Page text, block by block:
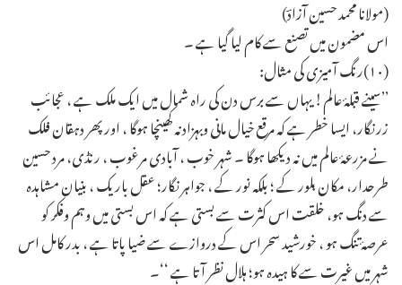
(مولانا محمد حسین آزادؔ)
اس مضمون میں تصنع سے کام لیا گیا ہے ۔
(۱۰)رنگ آمیزی کی مثال:
’’سینے قبلۂ عالم! یہاں سے برس دن کی راہ شمال میں ایک ملک ہے ، عجائب
زرنگار، ایسا خطر ہے کہ مرقع خیال مانی وبہزادنہ کھینچا ہوگا ، اور پھر دہقان فلک
نے مزرعۂ عالم میں نہ دیکھا ہوگا ۔ شہر خوب ، آبادی مرغوب ، رنڈی، مرد حسین
طرحدار، مکان بلور کے ؛ بلکہ نور کے ، جواہر نگار؛ عقل باریک ، بنیان مشاہدہ
سے دنگ ہو، خلقت اس کثرت سے بستی ہے کہ اس بستی میں وہم وفکر کو
عرصۂ تنگ ہو ، خورشید سحر اس کے دروازے سے ضیا پاتا ہے ، بدر کامل اس
شہر میں غیرت سے کا ہیدہ ہو؛ ہلال نظر آتا ہے ‘‘۔